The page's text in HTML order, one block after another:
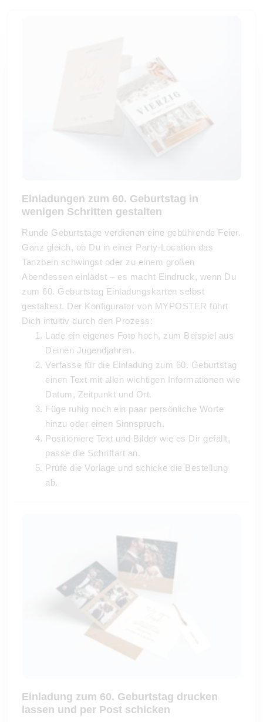
Einladungen zum 60. Geburtstag in
wenigen Schritten gestalten
Runde Geburtstage verdienen eine gebührende Feier.
Ganz gleich, ob Du in einer Party-Location das
Tanzbein schwingst oder zu einem großen
Abendessen einlädst – es macht Eindruck, wenn Du
zum 60. Geburtstag Einladungskarten selbst
gestaltest. Der Konfigurator von MYPOSTER führt
Dich intuitiv durch den Prozess:
Lade ein eigenes Foto hoch, zum Beispiel aus
Deinen Jugendjahren.
Verfasse für die Einladung zum 60. Geburtstag
einen Text mit allen wichtigen Informationen wie
Datum, Zeitpunkt und Ort.
Füge ruhig noch ein paar persönliche Worte
hinzu oder einen Sinnspruch.
Positioniere Text und Bilder wie es Dir gefällt,
passe die Schriftart an.
Prüfe die Vorlage und schicke die Bestellung
ab.
Einladung zum 60. Geburtstag drucken
lassen und per Post schicken